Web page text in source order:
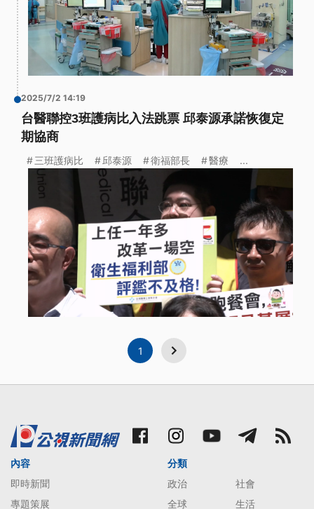
2025/7/2 14:19
台醫聯控3班護病比入法跳票 邱泰源承諾恢復定
期協商
三班護病比 邱泰源 衛福部長 醫療 ...
1
內容
即時新聞
專題策展
分類
政治
社會
全球
生活